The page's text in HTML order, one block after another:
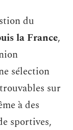
du
la France,
sélection
sur
à des
sportives,